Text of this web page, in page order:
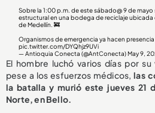
Sobre la 1:00 p.m. de este sábado@ 9 de
estructural en una bodega de reciclaje ubicada
de Medellín. 🚒
Organismos de emergencia ya hacen presencia
pic.twitter.com/DYQhjz9UVi
— Antioquia Conecta (@AntConecta)May 9,
El hombre luchó varios días por
pese a los esfuerzos médicos,las
la batalla y murió este jueves 21
Norte, en Bello.